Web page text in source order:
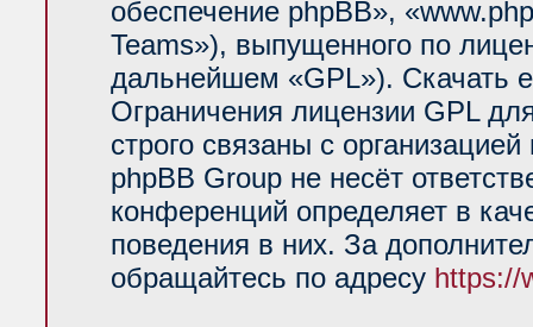
обеспечение phpBB»,
Teams»), выпущенного по
дальнейшем «GPL»). Скачать
Ограничения лицензии GPL
строго связаны с
phpBB Group не несёт
конференций определяет в
поведения в них. За
обращайтесь по адресу https://